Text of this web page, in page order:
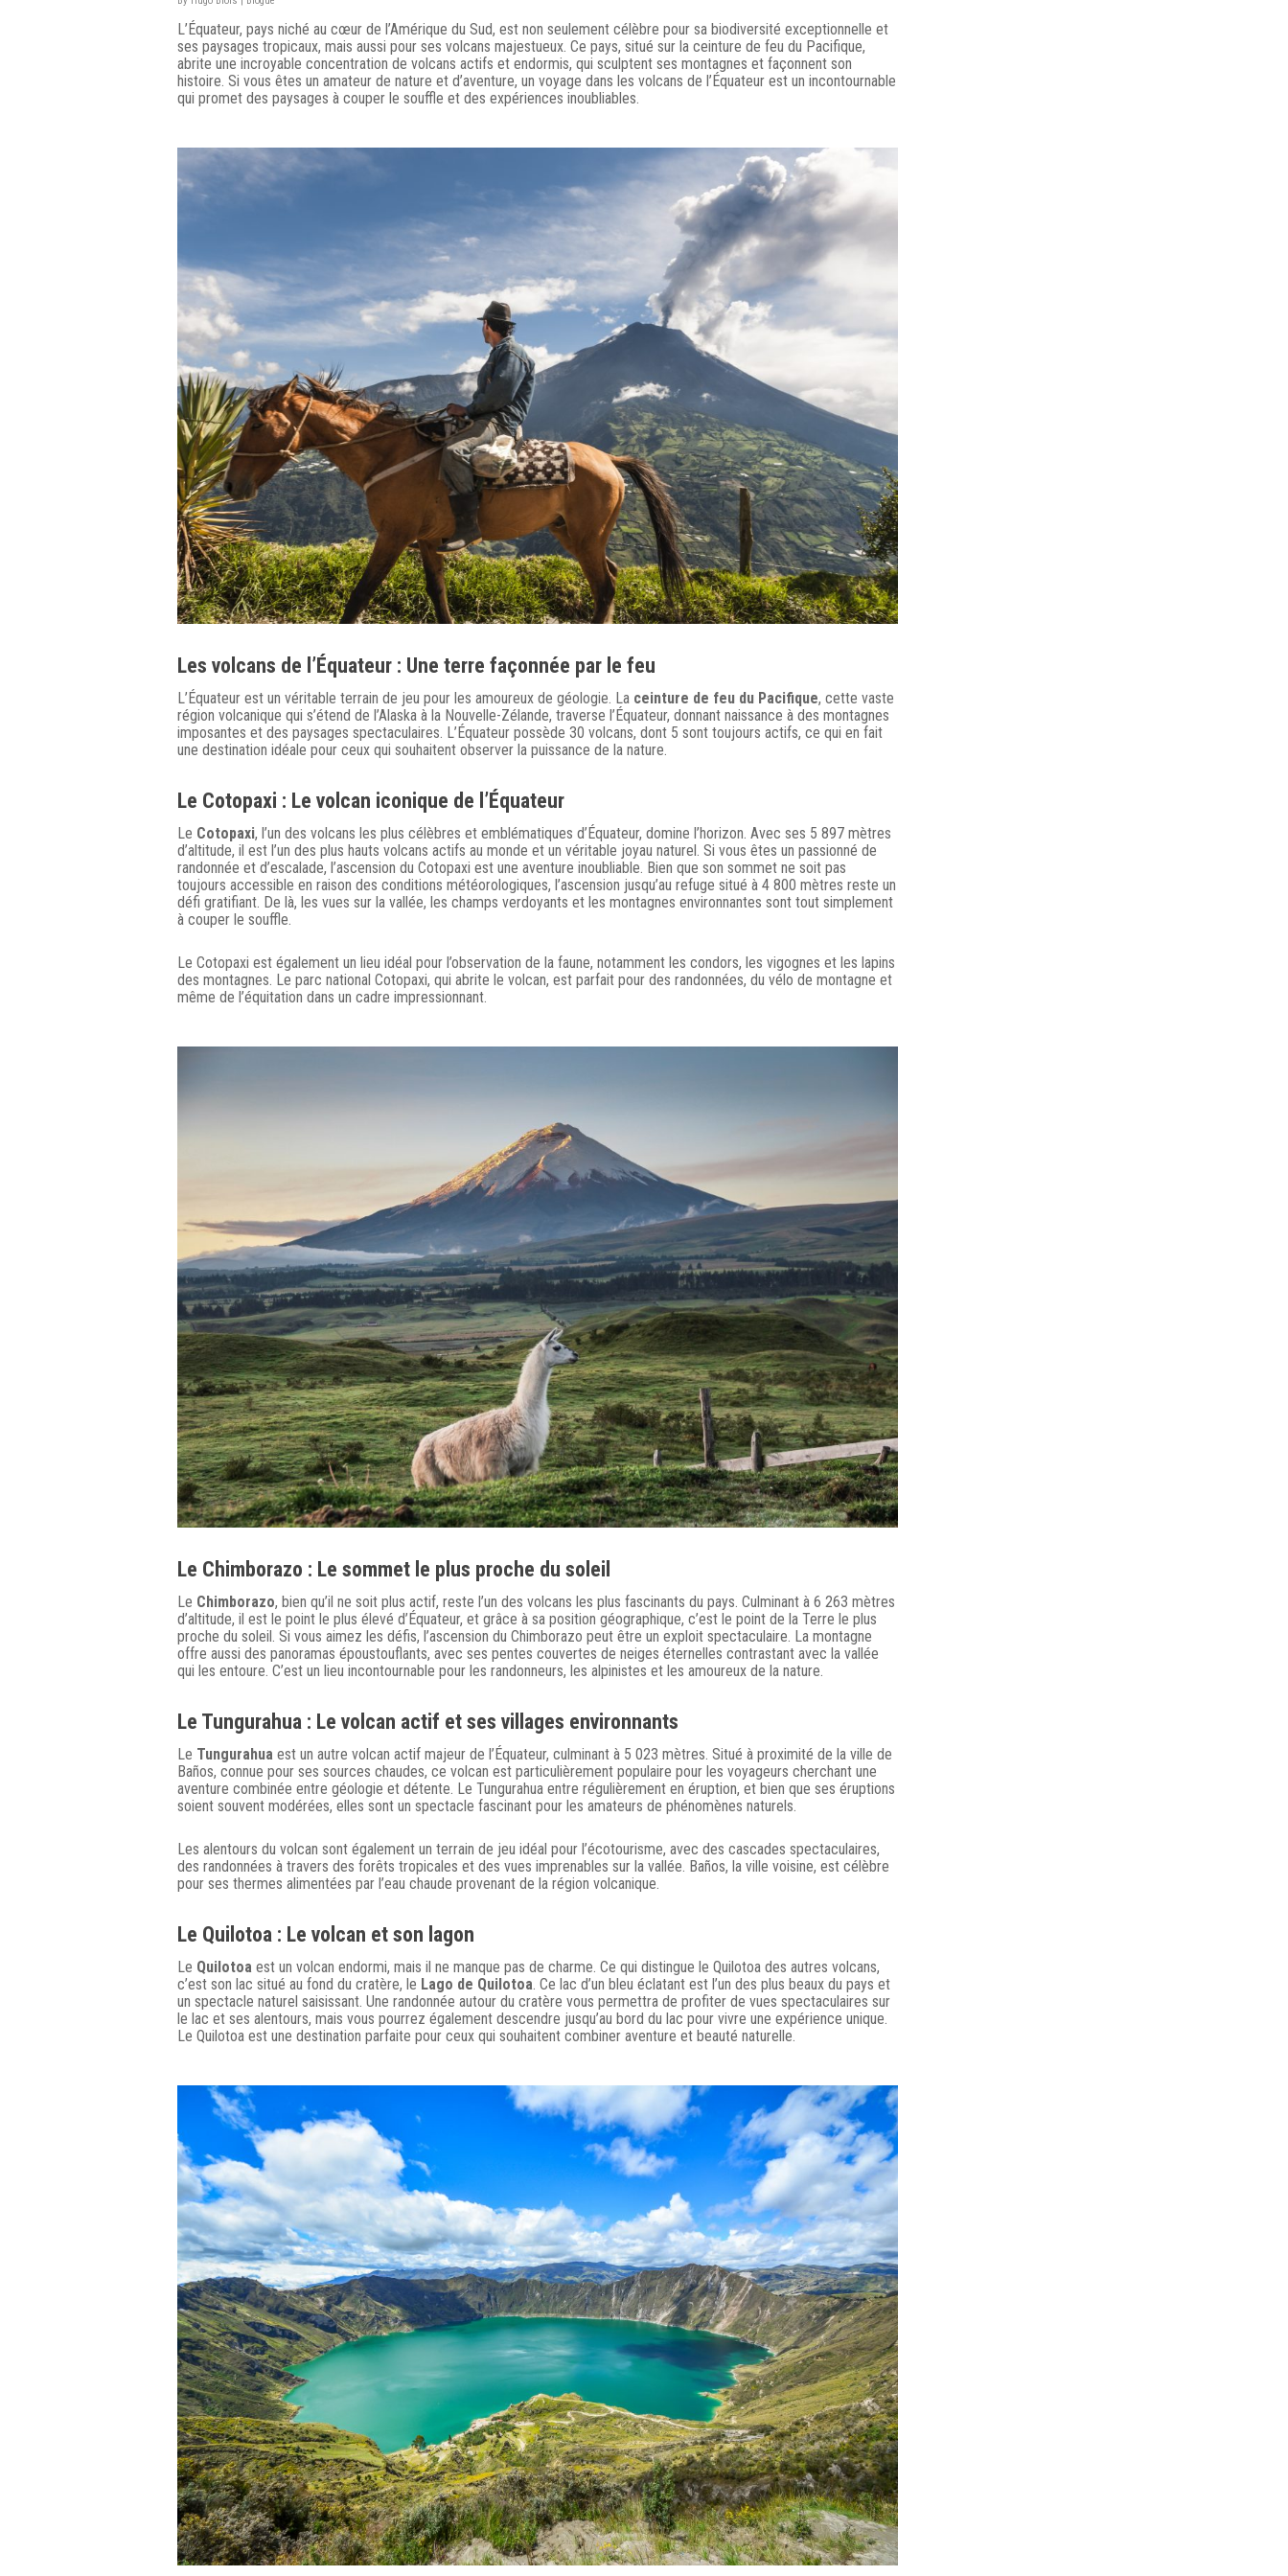
L’Équateur, pays niché au cœur de l’Amérique du Sud, est non seulement célèbre pour sa biodiversité exceptionnelle et
ses paysages tropicaux, mais aussi pour ses volcans majestueux. Ce pays, situé sur la ceinture de feu du Pacifique,
abrite une incroyable concentration de volcans actifs et endormis, qui sculptent ses montagnes et façonnent son
histoire. Si vous êtes un amateur de nature et d’aventure, un voyage dans les volcans de l’Équateur est un incontournable
qui promet des paysages à couper le souffle et des expériences inoubliables.
Les volcans de l’Équateur : Une terre façonnée par le feu
L’Équateur est un véritable terrain de jeu pour les amoureux de géologie. La ceinture de feu du Pacifique, cette vaste
région volcanique qui s’étend de l’Alaska à la Nouvelle-Zélande, traverse l’Équateur, donnant naissance à des montagnes
imposantes et des paysages spectaculaires. L’Équateur possède 30 volcans, dont 5 sont toujours actifs, ce qui en fait
une destination idéale pour ceux qui souhaitent observer la puissance de la nature.
Le Cotopaxi : Le volcan iconique de l’Équateur
Le Cotopaxi, l’un des volcans les plus célèbres et emblématiques d’Équateur, domine l’horizon. Avec ses 5 897 mètres
d’altitude, il est l’un des plus hauts volcans actifs au monde et un véritable joyau naturel. Si vous êtes un passionné de
randonnée et d’escalade, l’ascension du Cotopaxi est une aventure inoubliable. Bien que son sommet ne soit pas
toujours accessible en raison des conditions météorologiques, l’ascension jusqu’au refuge situé à 4 800 mètres reste un
défi gratifiant. De là, les vues sur la vallée, les champs verdoyants et les montagnes environnantes sont tout simplement
à couper le souffle.
Le Cotopaxi est également un lieu idéal pour l’observation de la faune, notamment les condors, les vigognes et les lapins
des montagnes. Le parc national Cotopaxi, qui abrite le volcan, est parfait pour des randonnées, du vélo de montagne et
même de l’équitation dans un cadre impressionnant.
Le Chimborazo : Le sommet le plus proche du soleil
Le Chimborazo, bien qu’il ne soit plus actif, reste l’un des volcans les plus fascinants du pays. Culminant à 6 263 mètres
d’altitude, il est le point le plus élevé d’Équateur, et grâce à sa position géographique, c’est le point de la Terre le plus
proche du soleil. Si vous aimez les défis, l’ascension du Chimborazo peut être un exploit spectaculaire. La montagne
offre aussi des panoramas époustouflants, avec ses pentes couvertes de neiges éternelles contrastant avec la vallée
qui les entoure. C’est un lieu incontournable pour les randonneurs, les alpinistes et les amoureux de la nature.
Le Tungurahua : Le volcan actif et ses villages environnants
Le Tungurahua est un autre volcan actif majeur de l’Équateur, culminant à 5 023 mètres. Situé à proximité de la ville de
Baños, connue pour ses sources chaudes, ce volcan est particulièrement populaire pour les voyageurs cherchant une
aventure combinée entre géologie et détente. Le Tungurahua entre régulièrement en éruption, et bien que ses éruptions
soient souvent modérées, elles sont un spectacle fascinant pour les amateurs de phénomènes naturels.
Les alentours du volcan sont également un terrain de jeu idéal pour l’écotourisme, avec des cascades spectaculaires,
des randonnées à travers des forêts tropicales et des vues imprenables sur la vallée. Baños, la ville voisine, est célèbre
pour ses thermes alimentées par l’eau chaude provenant de la région volcanique.
Le Quilotoa : Le volcan et son lagon
Le Quilotoa est un volcan endormi, mais il ne manque pas de charme. Ce qui distingue le Quilotoa des autres volcans,
c’est son lac situé au fond du cratère, le Lago de Quilotoa . Ce lac d’un bleu éclatant est l’un des plus beaux du pays et
un spectacle naturel saisissant. Une randonnée autour du cratère vous permettra de profiter de vues spectaculaires sur
le lac et ses alentours, mais vous pourrez également descendre jusqu’au bord du lac pour vivre une expérience unique.
Le Quilotoa est une destination parfaite pour ceux qui souhaitent combiner aventure et beauté naturelle.